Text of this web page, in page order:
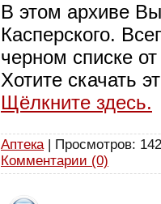
В этом архиве
Касперского.
черном списке
Хотите скачать
Щёлкните здесь.
Аптека| Просмотров:
Комментарии (0)